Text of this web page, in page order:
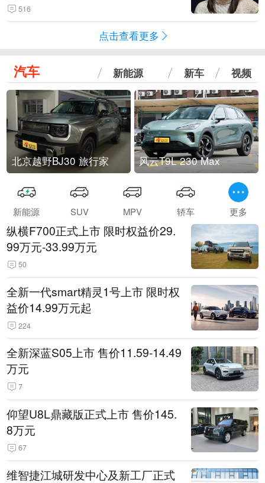
516
点击查看更多
汽车 新能源 新车 视频
北京越野BJ30 旅行家 风云T9L 230 Max
新能源 SUV MPV 轿车 更多
纵横F700正式上市 限时权益价29.
99万元-33.99万元
50
全新一代smart精灵1号上市 限时权
益价14.99万元起
224
全新深蓝S05上市 售价11.59-14.49
万元
7
仰望U8L鼎藏版正式上市 售价145.
8万元
67
维智捷江城研发中心及新工厂正式